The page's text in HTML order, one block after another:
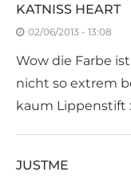
KATNISS HEART
02/06/2013 - 13:08
Wow die Farbe
nicht so extrem
kaum Lippenstift
JUSTME